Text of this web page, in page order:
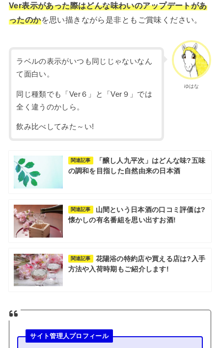
Ver表示があった際はどんな味わいのアップデートがあ
ったのかを思い描きながら是非ともご賞味ください。
ゆはな
ラベルの表示がいつも同じじゃないなん
て面白い。
同じ種類でも「Ver６」と「Ver９」では
全く違うのかしら。
飲み比べしてみた～い!
関連記事
「醸し人九平次」はどんな味?五味
の調和を目指した自然由来の日本酒
関連記事
山間という日本酒の口コミ評価は?
懐かしの有名番組を思い出すお酒!
関連記事
花陽浴の特約店や買える店は?入手
方法や入荷時期もご紹介します!
サイト管理人プロフィール